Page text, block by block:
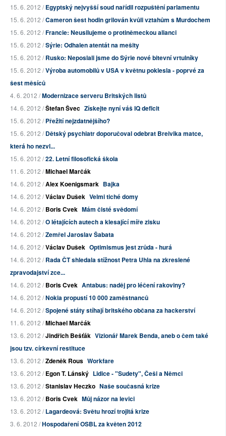
15. 6. 2012 /Egyptský nejvyšší soud nařídil rozpuštění parlamentu
15. 6. 2012 /Cameron šest hodin grilován kvůli vztahům s Murdochem
15. 6. 2012 /Francie: Neusilujeme o protiněmeckou alianci
15. 6. 2012 /Sýrie: Odhalen atentát na mešity
15. 6. 2012 /Rusko: Neposlali jsme do Sýrie nové bitevní vrtulníky
15. 6. 2012 /Výroba automobilů v USA v květnu poklesla - poprvé za
šest měsíců
4. 6. 2012 /Modernizace serveru Britských listů
14. 6. 2012 /Štefan Švec Získejte nyní váš IQ deficit
15. 6. 2012 /Přežití nejzdatnějšího?
15. 6. 2012 /Dětský psychiatr doporučoval odebrat Breivika matce,
která ho nezvl...
15. 6. 2012 /22. Letní filosofická škola
11. 6. 2012 /Michael Marčák
14. 6. 2012 /Alex Koenigsmark Bajka
14. 6. 2012 /Václav Dušek Velmi tiché domy
14. 6. 2012 /Boris Cvek Mám čisté svědomí
14. 6. 2012 /O létajících autech a klesající míře zisku
14. 6. 2012 /Zemřel Jaroslav Šabata
14. 6. 2012 /Václav Dušek Optimismus jest zrůda - hurá
14. 6. 2012 /Rada ČT shledala stížnost Petra Uhla na zkreslené
zpravodajství zce...
14. 6. 2012 /Boris Cvek Antabus: naděj pro léčení rakoviny?
14. 6. 2012 /Nokia propustí 10 000 zaměstnanců
14. 6. 2012 /Spojené státy stíhají britského občana za hackerství
11. 6. 2012 /Michael Marčák
13. 6. 2012 /Jindřich Bešťák Vizionář Marek Benda, aneb o čem také
jsou tzv. církevní restituce
13. 6. 2012 /Zdeněk Rous Workfare
13. 6. 2012 /Egon T. Lánský Lidice - "Sudety", Češi a Němci
13. 6. 2012 /Stanislav Heczko Naše současná krize
13. 6. 2012 /Boris Cvek Můj názor na levici
13. 6. 2012 /Lagardeová: Světu hrozí trojitá krize
3. 6. 2012 /Hospodaření OSBL za květen 2012